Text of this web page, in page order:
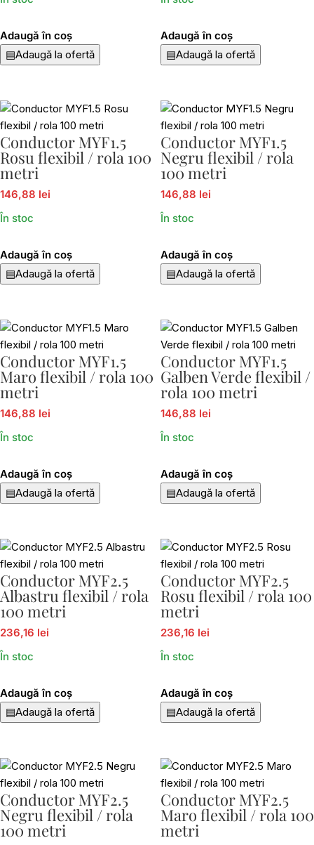
Adaugă în coș
▤Adaugă la ofertă
Adaugă în coș
▤Adaugă la ofertă
Conductor MYF1.5
Rosu flexibil / rola 100
metri
146,88 lei
În stoc
Adaugă în coș
▤Adaugă la ofertă
Conductor MYF1.5
Negru flexibil / rola
100 metri
146,88 lei
În stoc
Adaugă în coș
▤Adaugă la ofertă
Conductor MYF1.5
Maro flexibil / rola 100
metri
146,88 lei
În stoc
Adaugă în coș
▤Adaugă la ofertă
Conductor MYF1.5
Galben Verde flexibil /
rola 100 metri
146,88 lei
În stoc
Adaugă în coș
▤Adaugă la ofertă
Conductor MYF2.5
Albastru flexibil / rola
100 metri
236,16 lei
În stoc
Adaugă în coș
▤Adaugă la ofertă
Conductor MYF2.5
Rosu flexibil / rola 100
metri
236,16 lei
În stoc
Adaugă în coș
▤Adaugă la ofertă
Conductor MYF2.5
Negru flexibil / rola
100 metri
Conductor MYF2.5
Maro flexibil / rola 100
metri